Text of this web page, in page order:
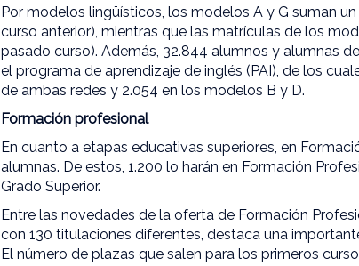
Por modelos lingüísticos, los modelos A y G suman
curso anterior), mientras que las matrículas de los
pasado curso). Además, 32.844 alumnos y alumnas
el programa de aprendizaje de inglés (PAI), de los
de ambas redes y 2.054 en los modelos B y D.
Formación profesional
En cuanto a etapas educativas superiores, en
alumnas. De estos, 1.200 lo harán en Formación
Grado Superior.
Entre las novedades de la oferta de Formación
con 130 titulaciones diferentes, destaca una
El número de plazas que salen para los primeros